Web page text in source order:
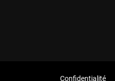
Confidentialité